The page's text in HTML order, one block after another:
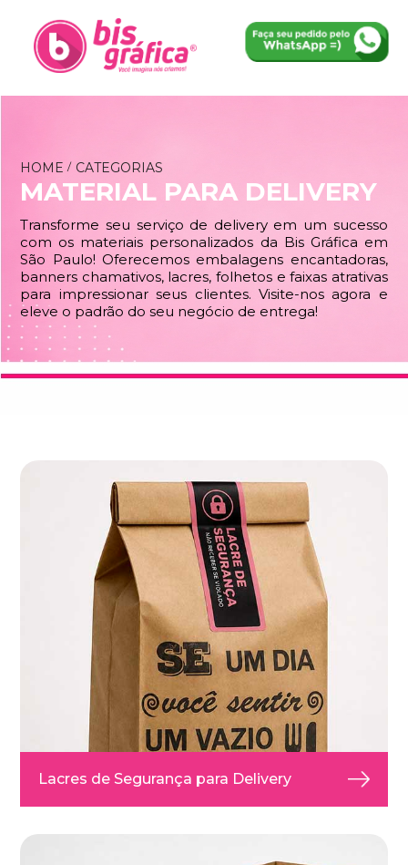
HOME CATEGORIAS
MATERIAL PARA DELIVERY
Transforme seu serviço de delivery em um sucesso
com os materiais personalizados da Bis Gráfica em
São Paulo! Oferecemos embalagens encantadoras,
banners chamativos, lacres, folhetos e faixas atrativas
para impressionar seus clientes. Visite-nos agora e
eleve o padrão do seu negócio de entrega!
Lacres de Segurança para Delivery